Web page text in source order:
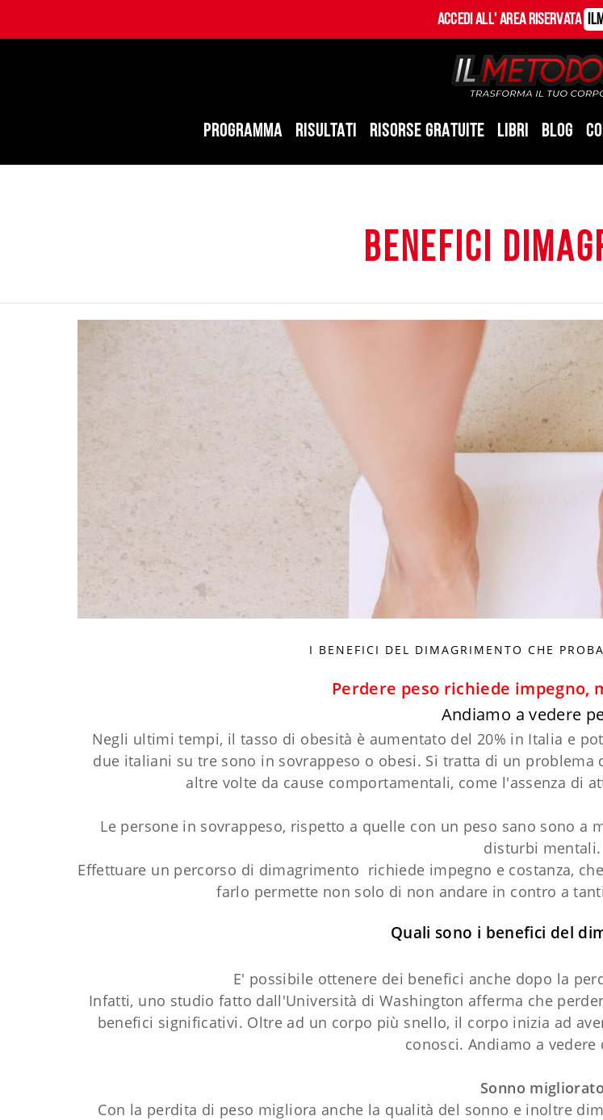
Accedi all' Area Riservata
PROGRAMMA RISULTATI RISORSE GRATUITE LIBRI BLOG
benefici
I BENEFICI DEL DIMAGRIMENTO CHE
Perdere peso richiede impegno,
Andiamo a vedere
Negli ultimi tempi, il tasso di obesità è aumentato del 20% in Italia e
due italiani su tre sono in sovrappeso o obesi. Si tratta di un problema
altre volte da cause comportamentali, come l'assenza di
Le persone in sovrappeso, rispetto a quelle con un peso sano sono
disturbi mentali.
Effettuare un percorso di dimagrimento richiede impegno e costanza,
farlo permette non solo di non andare in contro a
Quali sono i benefici del
E' possibile ottenere dei benefici anche dopo la
Infatti, uno studio fatto dall'Università di Washington afferma che
benefici significativi. Oltre ad un corpo più snello, il corpo inizia ad
conosci. Andiamo a vedere
Sonno migliorato
Con la perdita di peso migliora anche la qualità del sonno e inoltre